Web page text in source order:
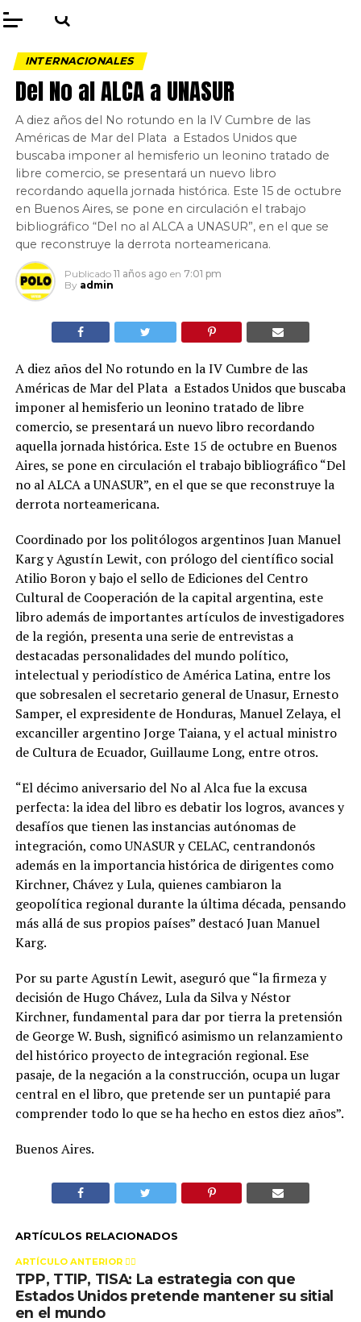
INTERNACIONALES
Del No al ALCA a UNASUR
A diez años del No rotundo en la IV Cumbre de las
Américas de Mar del Plata a Estados Unidos que
buscaba imponer al hemisferio un leonino tratado de
libre comercio, se presentará un nuevo libro
recordando aquella jornada histórica. Este 15 de octubre
en Buenos Aires, se pone en circulación el trabajo
bibliográfico “Del no al ALCA a UNASUR”, en el que se
que reconstruye la derrota norteamericana.
Publicado 11 años ago en 7:01 pm
By admin
A diez años del No rotundo en la IV Cumbre de las
Américas de Mar del Plata a Estados Unidos que buscaba
imponer al hemisferio un leonino tratado de libre
comercio, se presentará un nuevo libro recordando
aquella jornada histórica. Este 15 de octubre en Buenos
Aires, se pone en circulación el trabajo bibliográfico “Del
no al ALCA a UNASUR”, en el que se que reconstruye la
derrota norteamericana.
Coordinado por los politólogos argentinos Juan Manuel
Karg y Agustín Lewit, con prólogo del científico social
Atilio Boron y bajo el sello de Ediciones del Centro
Cultural de Cooperación de la capital argentina, este
libro además de importantes artículos de investigadores
de la región, presenta una serie de entrevistas a
destacadas personalidades del mundo político,
intelectual y periodístico de América Latina, entre los
que sobresalen el secretario general de Unasur, Ernesto
Samper, el expresidente de Honduras, Manuel Zelaya, el
excanciller argentino Jorge Taiana, y el actual ministro
de Cultura de Ecuador, Guillaume Long, entre otros.
“El décimo aniversario del No al Alca fue la excusa
perfecta: la idea del libro es debatir los logros, avances y
desafíos que tienen las instancias autónomas de
integración, como UNASUR y CELAC, centrandonós
además en la importancia histórica de dirigentes como
Kirchner, Chávez y Lula, quienes cambiaron la
geopolítica regional durante la última década, pensando
más allá de sus propios países” destacó Juan Manuel
Karg.
Por su parte Agustín Lewit, aseguró que “la firmeza y
decisión de Hugo Chávez, Lula da Silva y Néstor
Kirchner, fundamental para dar por tierra la pretensión
de George W. Bush, significó asimismo un relanzamiento
del histórico proyecto de integración regional. Ese
pasaje, de la negación a la construcción, ocupa un lugar
central en el libro, que pretende ser un puntapié para
comprender todo lo que se ha hecho en estos diez años”.
Buenos Aires.
ARTÍCULOS RELACIONADOS
ARTÍCULO ANTERIOR 👉🏻
TPP, TTIP, TISA: La estrategia con que
Estados Unidos pretende mantener su sitial
en el mundo